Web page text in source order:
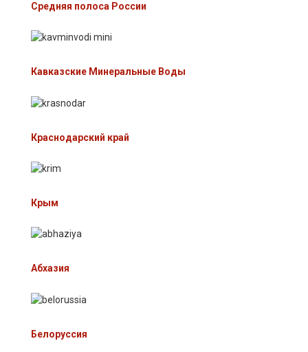
Средняя полоса России
Кавказские Минеральные Воды
Краснодарский край
Крым
Абхазия
Белоруссия